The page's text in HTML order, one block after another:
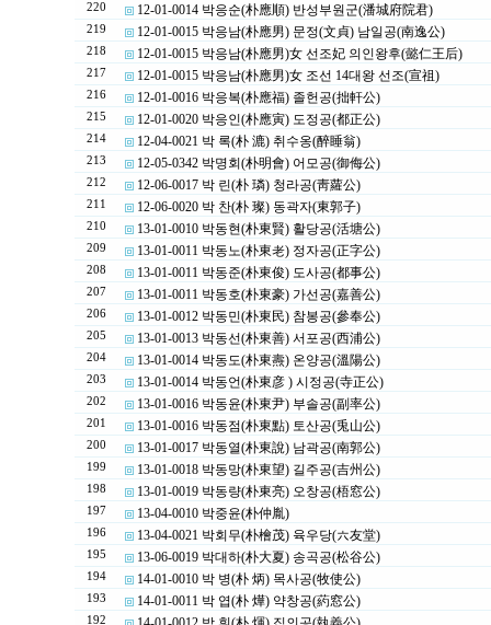
220 12-01-0014 박응순(朴應順) 반성부원군(潘城府院君)
219 12-01-0015 박응남(朴應男) 문정(文貞) 남일공(南逸公)
218 12-01-0015 박응남(朴應男)女 선조妃 의인왕후(懿仁王后)
217 12-01-0015 박응남(朴應男)女 조선 14대왕 선조(宣祖)
216 12-01-0016 박응복(朴應福) 졸헌공(拙軒公)
215 12-01-0020 박응인(朴應寅) 도정공(都正公)
214 12-04-0021 박 록(朴 漉) 취수옹(醉睡翁)
213 12-05-0342 박명회(朴明會) 어모공(御侮公)
212 12-06-0017 박 린(朴 璘) 청라공(靑蘿公)
211 12-06-0020 박 찬(朴 璨) 동곽자(東郭子)
210 13-01-0010 박동현(朴東賢) 활당공(活塘公)
209 13-01-0011 박동노(朴東老) 정자공(正字公)
208 13-01-0011 박동준(朴東俊) 도사공(都事公)
207 13-01-0011 박동호(朴東豪) 가선공(嘉善公)
206 13-01-0012 박동민(朴東民) 참봉공(參奉公)
205 13-01-0013 박동선(朴東善) 서포공(西浦公)
204 13-01-0014 박동도(朴東燾) 온양공(溫陽公)
203 13-01-0014 박동언(朴東彦 ) 시정공(寺正公)
202 13-01-0016 박동윤(朴東尹) 부솔공(副率公)
201 13-01-0016 박동점(朴東點) 토산공(兎山公)
200 13-01-0017 박동열(朴東說) 남곽공(南郭公)
199 13-01-0018 박동망(朴東望) 길주공(吉州公)
198 13-01-0019 박동량(朴東亮) 오창공(梧窓公)
197 13-04-0010 박중윤(朴仲胤)
196 13-04-0021 박회무(朴檜茂) 육우당(六友堂)
195 13-06-0019 박대하(朴大夏) 송곡공(松谷公)
194 14-01-0010 박 병(朴 炳) 목사공(牧使公)
193 14-01-0011 박 엽(朴 燁) 약창공(葯窓公)
192